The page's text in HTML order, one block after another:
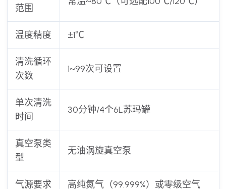
范围
温度精度 ±1℃
清洗循环
次数
1~99次可设置
单次清洗
时间
30分钟/4个6L苏玛罐
真空泵类
型
无油涡旋真空泵
气源要求 高纯氮气（99.999%）或零级空气